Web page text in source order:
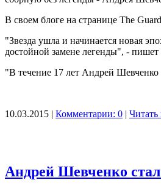
В своем блоге на странице The
"Звезда ушла и начинается новая
достойной замене легенды", - пишет
"В течение 17 лет Андрей
10.03.2015 | Комментарии: 0 |
Андрей Шевченко стал